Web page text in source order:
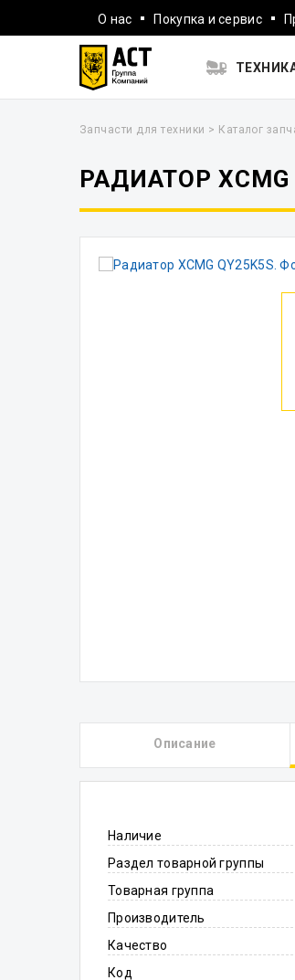
О нас Покупка и сервис
Запчасти для техники > Каталог
РАДИАТОР XCMG
Описание
Наличие
Раздел товарной группы
Товарная группа
Производитель
Качество
Код